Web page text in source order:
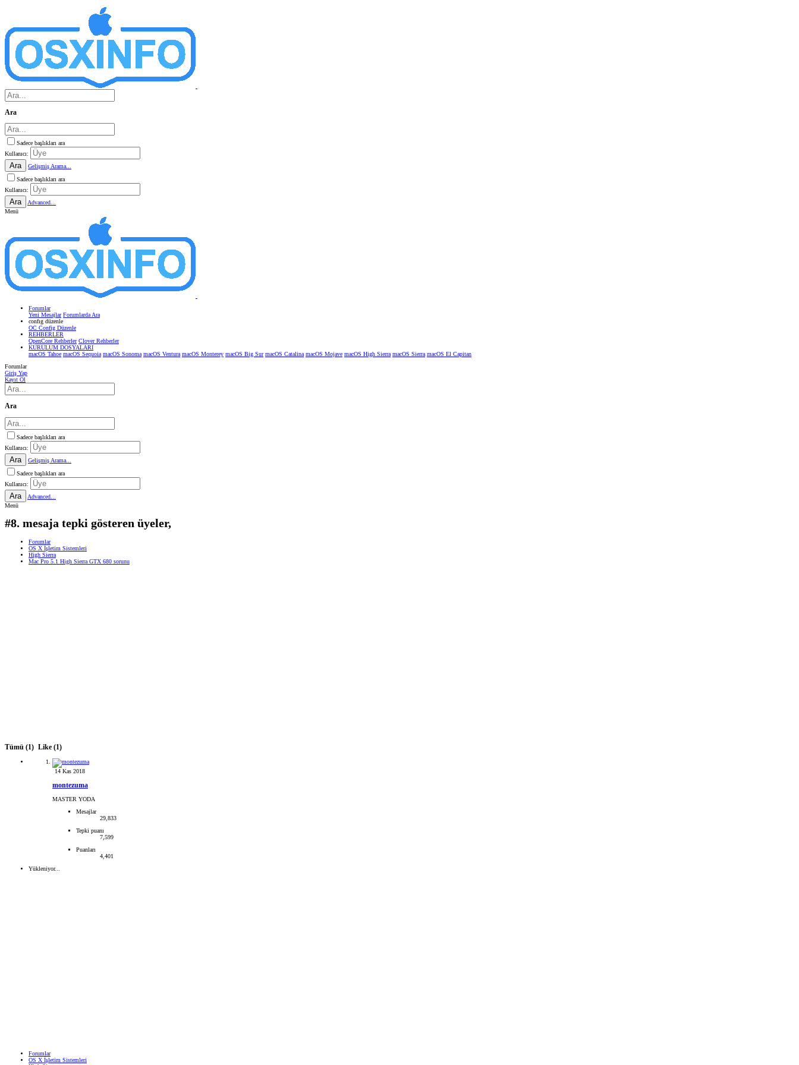
Ara
Sadece başlıkları ara
Kullanıcı:
Ara
Gelişmiş Arama...
Sadece başlıkları ara
Kullanıcı:
Ara
Advanced...
Menü
Forumlar
Yeni Mesajlar Forumlarda Ara
confıg düzenle
OC Config Düzenle
REHBERLER
OpenCore Rehberler Clover Rehberler
KURULUM DOSYALARI
macOS Tahoe macOS Sequoia macOS Sonoma macOS Ventura macOS Monterey macOS Big Sur macOS Catalina macOS Mojave macOS High Sierra macOS Sierra macOS El Capitan
Forumlar
Giriş Yap
Kayıt Ol
Ara
Sadece başlıkları ara
Kullanıcı:
Ara
Gelişmiş Arama...
Sadece başlıkları ara
Kullanıcı:
Ara
Advanced...
Menü
#8. mesaja tepki gösteren üyeler,
Forumlar
OS X İşletim Sistemleri
High Sierra
Mac Pro 5.1 High Sierra GTX 680 sorunu
Tümü (1) Like (1)
14 Kas 2018
montezuma
MASTER YODA
Mesajlar
29,833
Tepki puanı
7,599
Puanları
4,401
Yükleniyor...
Forumlar
OS X İşletim Sistemleri